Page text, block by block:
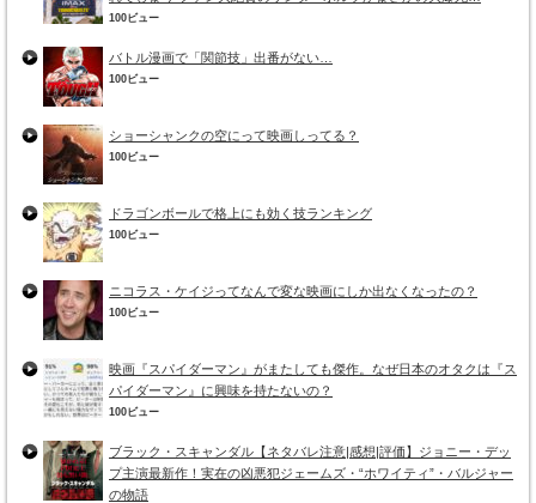
100ビュー
バトル漫画で「関節技」出番がない…
100ビュー
ショーシャンクの空にって映画しってる？
100ビュー
ドラゴンボールで格上にも効く技ランキング
100ビュー
ニコラス・ケイジってなんで変な映画にしか出なくなったの？
100ビュー
映画『スパイダーマン』がまたしても傑作。なぜ日本のオタクは『ス
パイダーマン』に興味を持たないの？
100ビュー
ブラック・スキャンダル【ネタバレ注意|感想|評価】ジョニー・デッ
プ主演最新作！実在の凶悪犯ジェームズ・“ホワイティ”・バルジャー
の物語